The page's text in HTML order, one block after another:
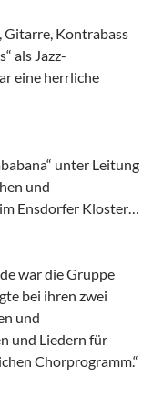
Kontrabass
als Jazz-
eine herrliche
unter Leitung
und
Ensdorfer Kloster…
war die Gruppe
bei ihren zwei
und
und Liedern für
Chorprogramm.“